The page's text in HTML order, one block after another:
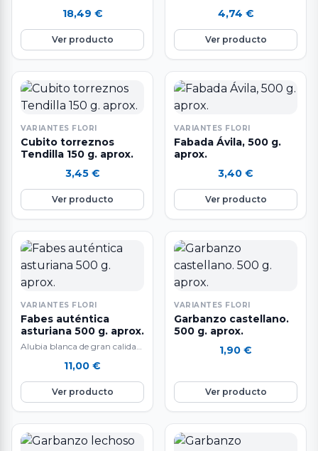
con Sedales y Anzuelo muy
selecto sin piel ni…
18,49 €
Ver producto
que se deshacen en la boca.
4,74 €
Ver producto
VARIANTES FLORI
Cubito torreznos
Tendilla 150 g. aprox.
3,45 €
Ver producto
VARIANTES FLORI
Fabada Ávila, 500 g.
aprox.
3,40 €
Ver producto
VARIANTES FLORI
Fabes auténtica
asturiana 500 g. aprox.
Alubia blanca de gran calidad.
carne jugosa que aportan
cremosidad…
11,00 €
Ver producto
VARIANTES FLORI
Garbanzo castellano.
500 g. aprox.
1,90 €
Ver producto